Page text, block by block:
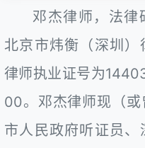
邓杰律师，法律
北京市炜衡（深圳）
律师执业证号为
00。邓杰律师现（或
市人民政府听证员、